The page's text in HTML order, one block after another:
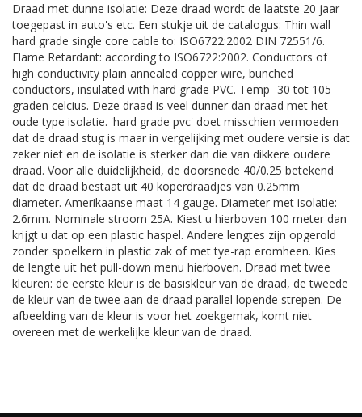
Draad met dunne isolatie: Deze draad wordt de laatste 20 jaar
toegepast in auto's etc. Een stukje uit de catalogus: Thin wall
hard grade single core cable to: ISO6722:2002 DIN 72551/6.
Flame Retardant: according to ISO6722:2002. Conductors of
high conductivity plain annealed copper wire, bunched
conductors, insulated with hard grade PVC. Temp -30 tot 105
graden celcius. Deze draad is veel dunner dan draad met het
oude type isolatie. 'hard grade pvc' doet misschien vermoeden
dat de draad stug is maar in vergelijking met oudere versie is dat
zeker niet en de isolatie is sterker dan die van dikkere oudere
draad. Voor alle duidelijkheid, de doorsnede 40/0.25 betekend
dat de draad bestaat uit 40 koperdraadjes van 0.25mm
diameter. Amerikaanse maat 14 gauge. Diameter met isolatie:
2.6mm. Nominale stroom 25A. Kiest u hierboven 100 meter dan
krijgt u dat op een plastic haspel. Andere lengtes zijn opgerold
zonder spoelkern in plastic zak of met tye-rap eromheen. Kies
de lengte uit het pull-down menu hierboven. Draad met twee
kleuren: de eerste kleur is de basiskleur van de draad, de tweede
de kleur van de twee aan de draad parallel lopende strepen. De
afbeelding van de kleur is voor het zoekgemak, komt niet
overeen met de werkelijke kleur van de draad.